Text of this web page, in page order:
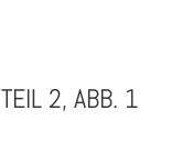
2, ABB. 1